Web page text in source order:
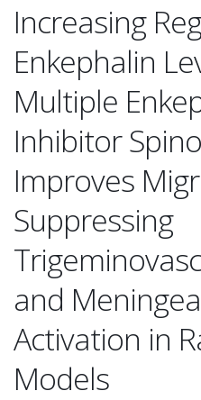
Increasing
Enkephalin
Multiple
Inhibitor
Improves
Suppressing
and
Activation in
Models